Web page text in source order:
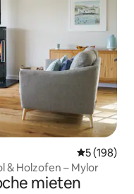
5 (198)
& Holzofen – Mylor
mieten